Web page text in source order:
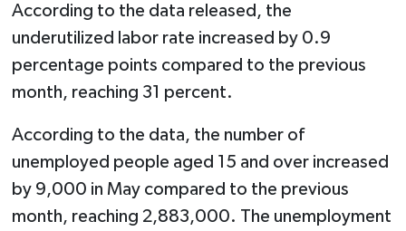
According to the data released, the
underutilized labor rate increased by 0.9
percentage points compared to the previous
month, reaching 31 percent.
According to the data, the number of
unemployed people aged 15 and over increased
by 9,000 in May compared to the previous
month, reaching 2,883,000. The unemployment
TİCARET
YAŞAM